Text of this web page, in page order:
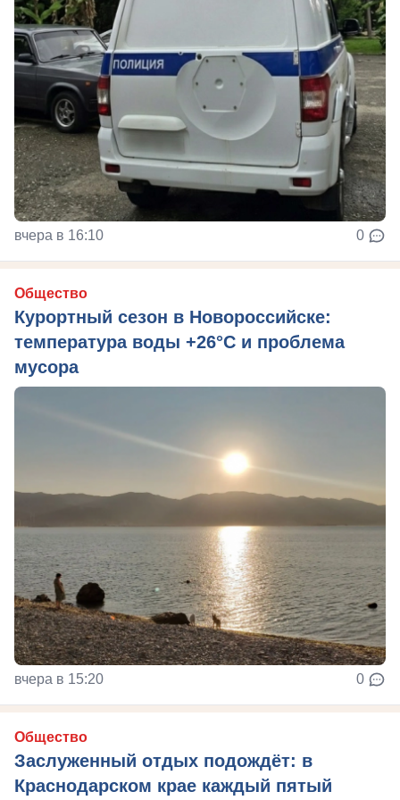
вчера в 16:10 0
Общество
Курортный сезон в Новороссийске:
температура воды +26°C и проблема
мусора
вчера в 15:20 0
Общество
Заслуженный отдых подождёт: в
Краснодарском крае каждый пятый